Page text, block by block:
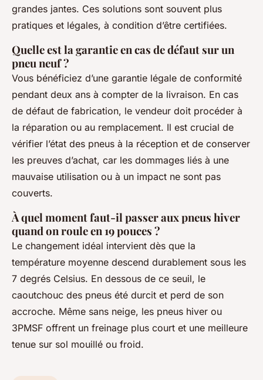
grandes jantes. Ces solutions sont souvent plus
pratiques et légales, à condition d’être certifiées.
Quelle est la garantie en cas de défaut sur un
pneu neuf ?
Vous bénéficiez d’une garantie légale de conformité
pendant deux ans à compter de la livraison. En cas
de défaut de fabrication, le vendeur doit procéder à
la réparation ou au remplacement. Il est crucial de
vérifier l’état des pneus à la réception et de conserver
les preuves d’achat, car les dommages liés à une
mauvaise utilisation ou à un impact ne sont pas
couverts.
À quel moment faut-il passer aux pneus hiver
quand on roule en 19 pouces ?
Le changement idéal intervient dès que la
température moyenne descend durablement sous les
7 degrés Celsius. En dessous de ce seuil, le
caoutchouc des pneus été durcit et perd de son
accroche. Même sans neige, les pneus hiver ou
3PMSF offrent un freinage plus court et une meilleure
tenue sur sol mouillé ou froid.